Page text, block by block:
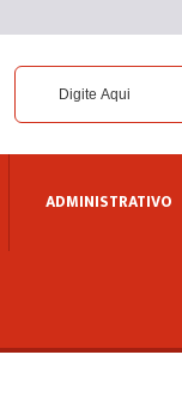
ADMINISTRATIVO